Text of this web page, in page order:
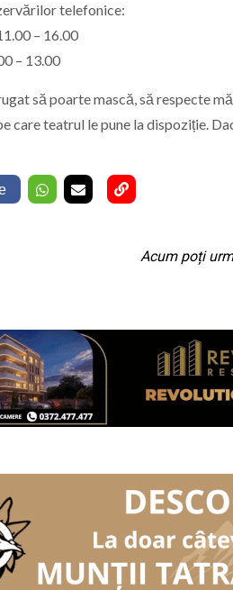
telefonice:
– 16.00
– 13.00
să poarte mască, să respecte
care teatrul le pune la dispoziție.
Acum poți